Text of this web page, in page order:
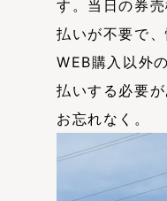
す。当日の券
払いが不要で
WEB購入以外
払いする必要
お忘れなく。